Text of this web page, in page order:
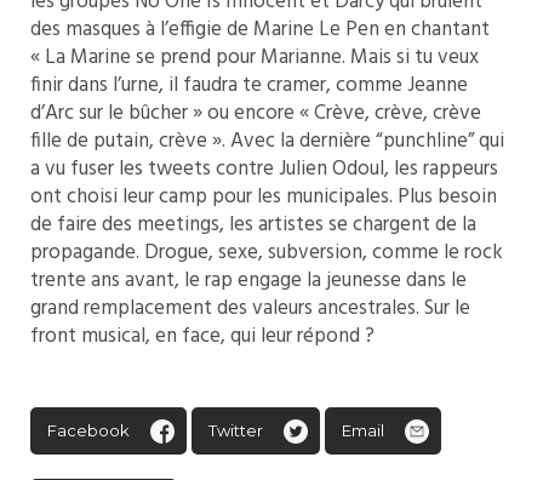
des masques à l’effigie de Marine Le Pen en chantant
« La Marine se prend pour Marianne. Mais si tu veux
finir dans l’urne, il faudra te cramer, comme Jeanne
d’Arc sur le bûcher » ou encore « Crève, crève, crève
fille de putain, crève ». Avec la dernière “punchline” qui
a vu fuser les tweets contre Julien Odoul, les rappeurs
ont choisi leur camp pour les municipales. Plus besoin
de faire des meetings, les artistes se chargent de la
propagande. Drogue, sexe, subversion, comme le rock
trente ans avant, le rap engage la jeunesse dans le
grand remplacement des valeurs ancestrales. Sur le
front musical, en face, qui leur répond ?
Facebook Twitter Email